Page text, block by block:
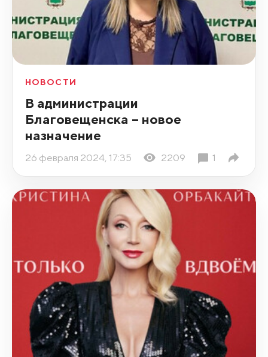
НОВОСТИ
В администрации
Благовещенска – новое
назначение
26 февраля 2024, 17:35 2209 1